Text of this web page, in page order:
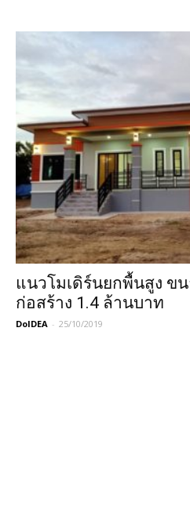
แนวโมเดิร์นยกพื้นสูง ข
ก่อสร้าง 1.4 ล้านบาท
DoIDEA - 25/10/2019